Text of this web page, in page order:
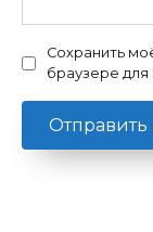
Сохранить
браузере